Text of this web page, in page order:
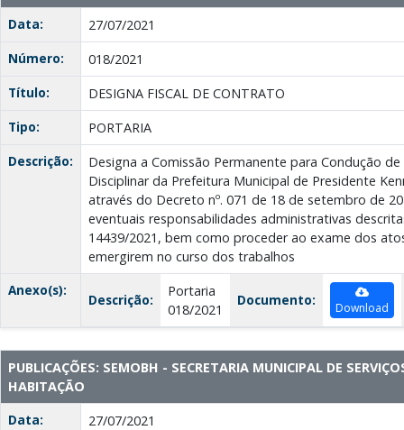
Data:
27/07/2021
Número:
018/2021
Título:
DESIGNA FISCAL DE CONTRATO
Tipo:
PORTARIA
Descrição:
Designa a Comissão Permanente para Condução
Disciplinar da Prefeitura Municipal de Presidente
através do Decreto nº. 071 de 18 de setembro de
eventuais responsabilidades administrativas
14439/2021, bem como proceder ao exame dos
emergirem no curso dos trabalhos
Anexo(s):
Descrição:
Portaria
018/2021
Documento: Download
PUBLICAÇÕES: SEMOBH - SECRETARIA MUNICIPAL DE
HABITAÇÃO
Data:
27/07/2021